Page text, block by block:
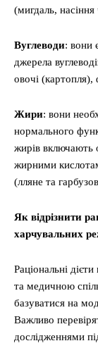
(мигдаль, насіння
Вуглеводи: вони
джерела
овочі (картопля),
Жири: вони
нормального
жирів включають
жирними
(лляне та
Як відрізнити
харчувальних
Раціональні
та медичною
базуватися на
Важливо
дослідженнями